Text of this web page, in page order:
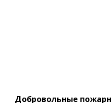
Добровольные